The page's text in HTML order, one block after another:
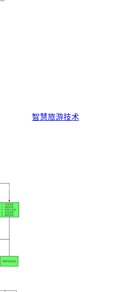
智慧旅游技术